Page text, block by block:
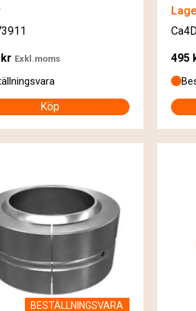
kr Exkl.moms
Köp
495
BESTÄLLNINGSVARA